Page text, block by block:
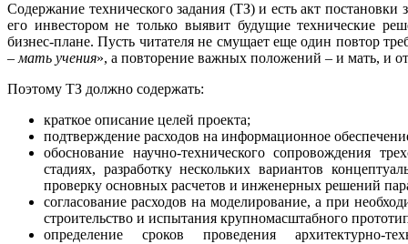
Содержание технического задания (ТЗ) и есть акт
его инвестором не только выявит будущие технические
бизнес-плане. Пусть читателя не смущает еще один повтор
– мать учения», а повторение важных положений – и мать, и
Поэтому ТЗ должно содержать:
краткое описание целей проекта;
подтверждение расходов на информационное
обоснование научно-технического сопровождения
стадиях, разработку нескольких вариантов
проверку основных расчетов и инженерных решений
согласование расходов на моделирование, а при
строительство и испытания крупномасштабного
определение сроков проведения архитектурно-